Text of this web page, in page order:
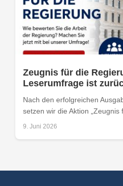
Zeugnis für die
Leserumfrage ist
Nach den erfolgreichen
setzen wir die Aktion „Zeugnis
9. Juni 2026